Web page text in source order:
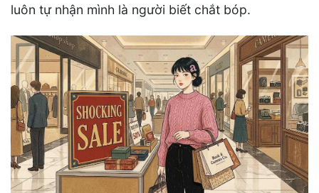
luôn tự nhận mình là người biết chắt bóp.